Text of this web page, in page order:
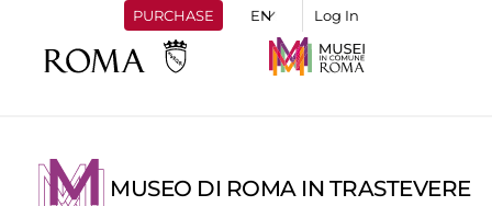
PURCHASE Log In
MUSEO DI ROMA IN TRASTEVERE